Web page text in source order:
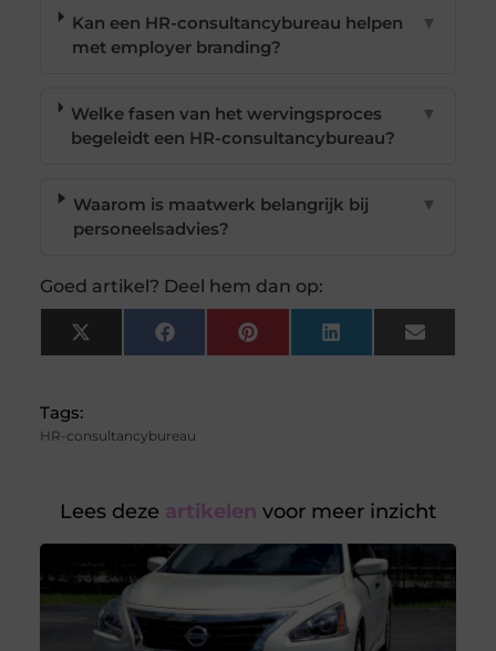
Kan een HR-consultancybureau helpen
met employer branding?
▼
Welke fasen van het wervingsproces
begeleidt een HR-consultancybureau?
▼
Waarom is maatwerk belangrijk bij
personeelsadvies?
▼
Goed artikel? Deel hem dan op:
X
(Twitter)
FacebookPinterest LinkedIn Email
Tags:
HR-consultancybureau
Lees deze artikelen voor meer inzicht